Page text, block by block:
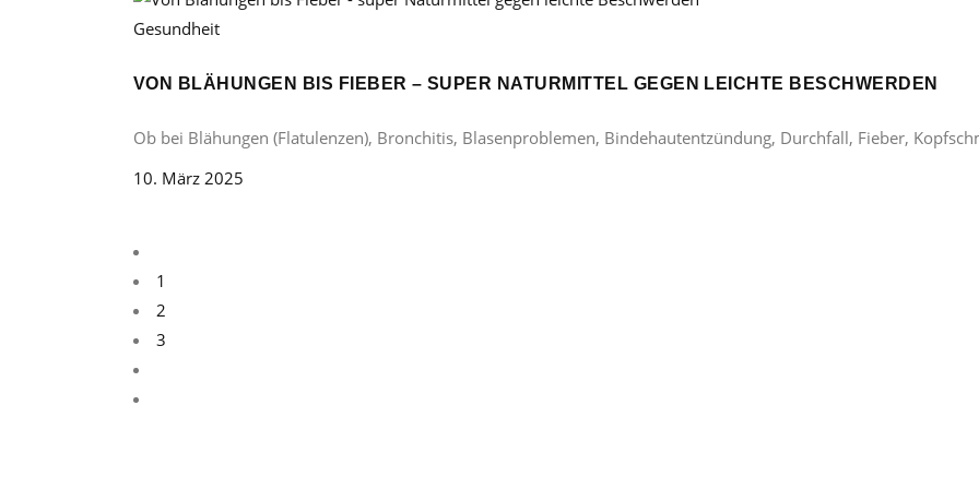
Gesundheit
VON BLÄHUNGEN BIS FIEBER – SUPER NATURMITTEL GEGEN LEICHTE BESCHWERDEN
Ob bei Blähungen (Flatulenzen), Bronchitis, Blasenproblemen, Bindehautentzündung, Durchfall, Fieber,
10. März 2025
1
2
3